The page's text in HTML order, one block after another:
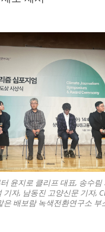
윤지로 클리프 대표, 송수
기자, 남동진 고양신문 기자,
은 배보람 녹색전환연구소 부